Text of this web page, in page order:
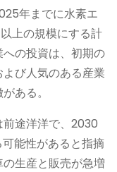
年までに水素エ
上の規模にする計
の投資は、初期の
び人気のある産業
ある。
途洋洋で、2030
能性があると指摘
生産と販売が急増